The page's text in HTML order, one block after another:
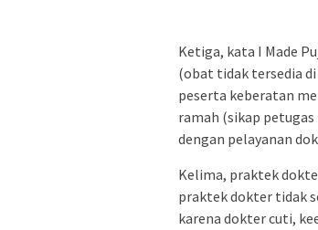
Ketiga, kata I Made
(obat tidak tersedia
peserta keberatan
ramah (sikap
dengan pelayanan
Kelima, praktek
praktek dokter tidak
karena dokter cuti,